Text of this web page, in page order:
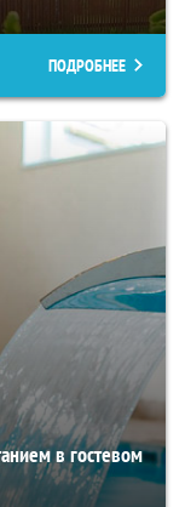
ПОДРОБНЕЕ
в гостевом